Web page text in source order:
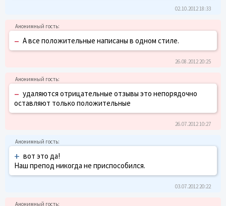
02.10.2012 18:33
– А все положительные написаны в одном стиле.
26.08.2012 20:25
– удаляются отрицательные отзывы это непорядочно
оставляют только положительные
26.07.2012 10:27
+ вот это да!
Наш препод никогда не приспособился.
03.07.2012 20:22